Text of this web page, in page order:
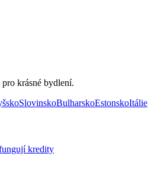
krásné bydlení.
SlovinskoBulharskoEstonskoItálie
kredity